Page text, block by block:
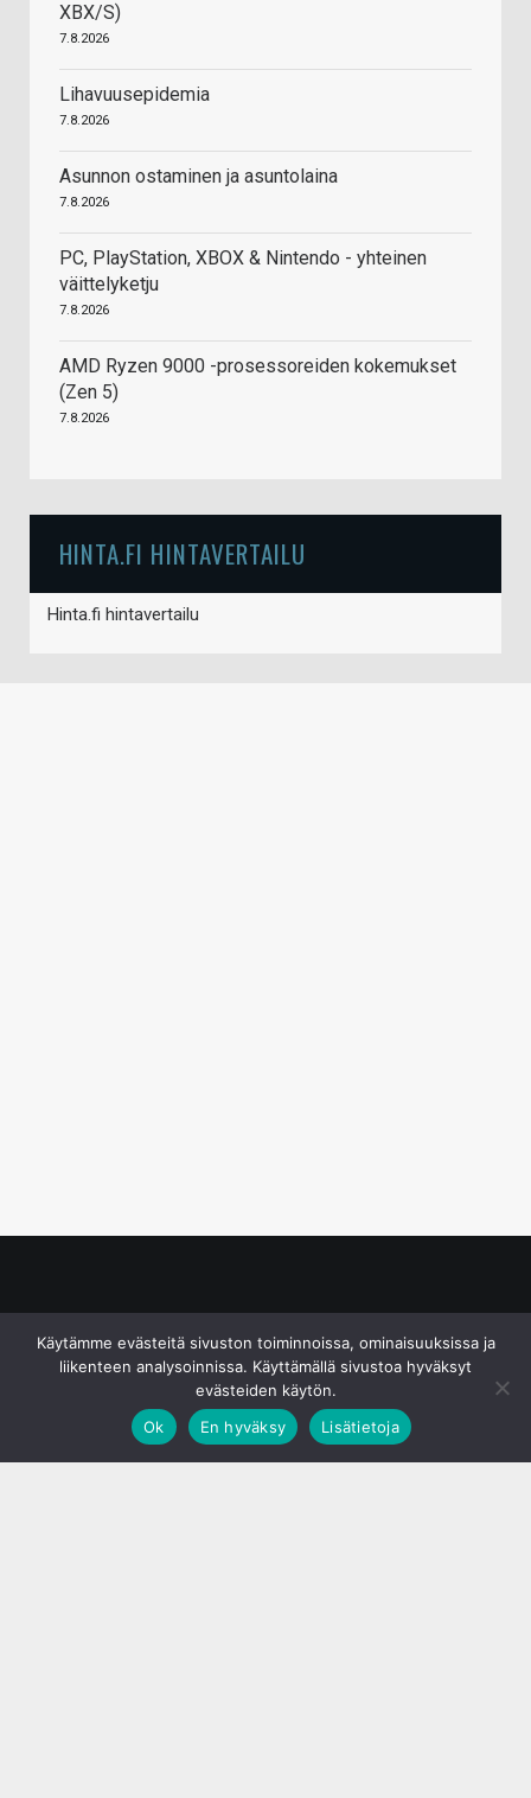
XBX/S)
7.8.2026
Lihavuusepidemia
7.8.2026
Asunnon ostaminen ja asuntolaina
7.8.2026
PC, PlayStation, XBOX & Nintendo - yhteinen
väittelyketju
7.8.2026
AMD Ryzen 9000 -prosessoreiden kokemukset
(Zen 5)
7.8.2026
HINTA.FI HINTAVERTAILU
Hinta.fi hintavertailu
Käytämme evästeitä sivuston toiminnoissa, ominaisuuksissa ja
liikenteen analysoinnissa. Käyttämällä sivustoa hyväksyt
evästeiden käytön.
Ok
En hyväksy Lisätietoja